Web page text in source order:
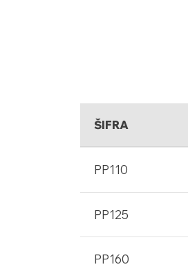
ŠIFRA
PP110
PP125
PP160